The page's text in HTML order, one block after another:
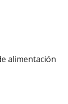
alimentación